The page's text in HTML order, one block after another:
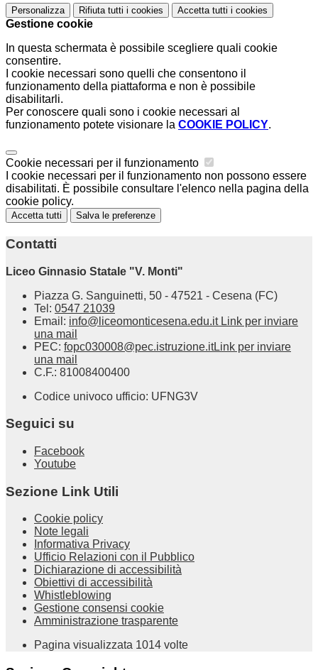
Personalizza Rifiuta tutti i cookies Accetta tutti i cookies
Gestione cookie
In questa schermata è possibile scegliere quali cookie
consentire.
I cookie necessari sono quelli che consentono il
funzionamento della piattaforma e non è possibile
disabilitarli.
Per conoscere quali sono i cookie necessari al
funzionamento potete visionare la COOKIE POLICY.
Cookie necessari per il funzionamento
I cookie necessari per il funzionamento non possono essere
disabilitati. È possibile consultare l'elenco nella pagina della
cookie policy.
Accetta tutti Salva le preferenze
Contatti
Liceo Ginnasio Statale "V. Monti"
Piazza G. Sanguinetti, 50 - 47521 - Cesena (FC)
Tel: 0547 21039
Email: info@liceomonticesena.edu.it Link per inviare
una mail
PEC: fopc030008@pec.istruzione.itLink per inviare
una mail
C.F.: 81008400400
Codice univoco ufficio: UFNG3V
Seguici su
Facebook
Youtube
Sezione Link Utili
Cookie policy
Note legali
Informativa Privacy
Ufficio Relazioni con il Pubblico
Dichiarazione di accessibilità
Obiettivi di accessibilità
Whistleblowing
Gestione consensi cookie
Amministrazione trasparente
Pagina visualizzata 1014 volte